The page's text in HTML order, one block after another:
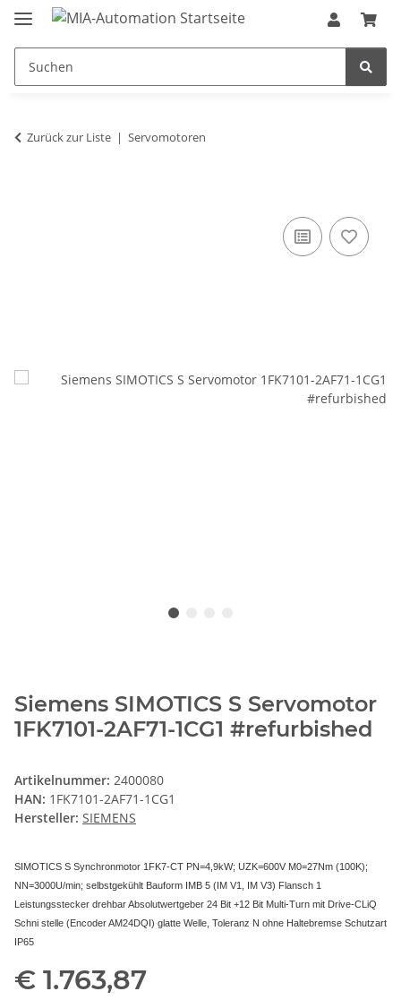
Zurück zur Liste Servomotoren
Siemens SIMOTICS S Servomotor
1FK7101-2AF71-1CG1 #refurbished
Artikelnummer: 2400080
HAN: 1FK7101-2AF71-1CG1
Hersteller: SIEMENS
SIMOTICS S Synchronmotor 1FK7-CT PN=4,9kW; UZK=600V M0=27Nm (100K);
NN=3000U/min; selbstgekühlt Bauform IMB 5 (IM V1, IM V3) Flansch 1
Leistungsstecker drehbar Absolutwertgeber 24 Bit +12 Bit Multi-Turn mit Drive-CLiQ
Schni stelle (Encoder AM24DQI) glatte Welle, Toleranz N ohne Haltebremse Schutzart
IP65
€ 1.763,87